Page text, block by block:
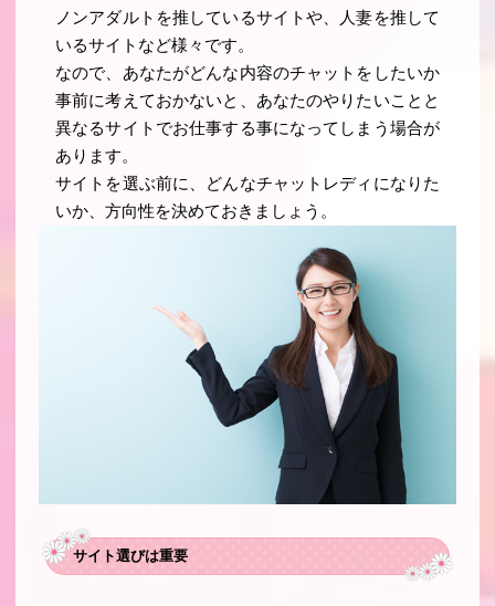
ノンアダルトを推しているサイトや、人妻を推して
いるサイトなど様々です。
なので、あなたがどんな内容のチャットをしたいか
事前に考えておかないと、あなたのやりたいことと
異なるサイトでお仕事する事になってしまう場合が
あります。
サイトを選ぶ前に、どんなチャットレディになりた
いか、方向性を決めておきましょう。
サイト選びは重要